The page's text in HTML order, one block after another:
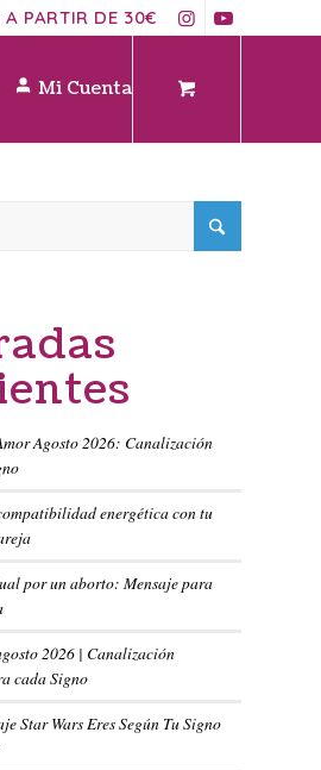
A PARTIR DE 30€
Mi Cuenta
Agosto 2026: Canalización
energética con tu
por un aborto: Mensaje para
2026 | Canalización
cada Signo
Star Wars Eres Según Tu Signo